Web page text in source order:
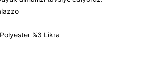
%3 Likra